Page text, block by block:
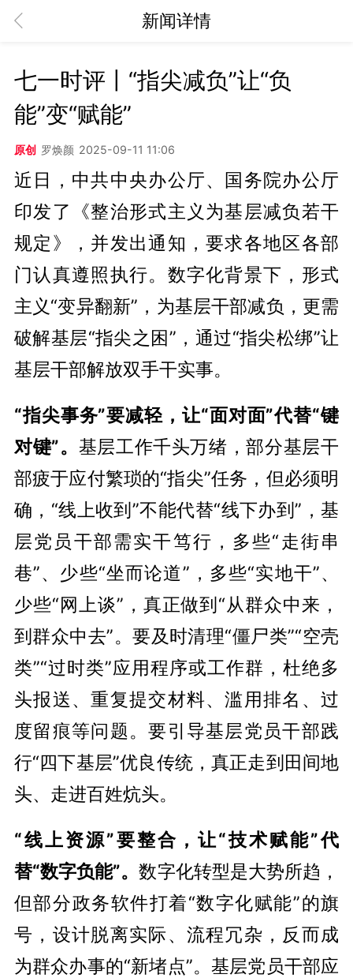
新闻详情
七一时评丨“指尖减负”让“负
能”变“赋能”
原创 罗焕颜 2025-09-11 11:06
近日，中共中央办公厅、国务院办公厅
印发了《整治形式主义为基层减负若干
规定》，并发出通知，要求各地区各部
门认真遵照执行。数字化背景下，形式
主义“变异翻新”，为基层干部减负，更需
破解基层“指尖之困”，通过“指尖松绑”让
基层干部解放双手干实事。
“指尖事务”要减轻，让“面对面”代替“键
对键”。 基层工作千头万绪，部分基层干
部疲于应付繁琐的“指尖”任务，但必须明
确，“线上收到”不能代替“线下办到”，基
层党员干部需实干笃行，多些“走街串
巷”、少些“坐而论道”，多些“实地干”、
少些“网上谈”，真正做到“从群众中来，
到群众中去”。要及时清理“僵尸类”“空壳
类”“过时类”应用程序或工作群，杜绝多
头报送、重复提交材料、滥用排名、过
度留痕等问题。要引导基层党员干部践
行“四下基层”优良传统，真正走到田间地
头、走进百姓炕头。
“线上资源”要整合，让“技术赋能”代
替“数字负能”。数字化转型是大势所趋，
但部分政务软件打着“数字化赋能”的旗
号，设计脱离实际、流程冗杂，反而成
为群众办事的“新堵点”。基层党员干部应